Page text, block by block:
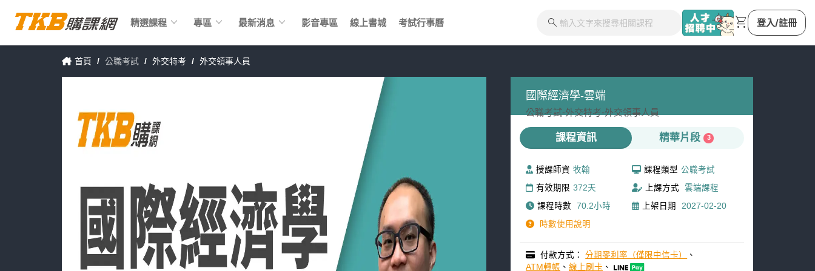
首頁 / 公職考試 / 外交特考 / 外交領事人員
國際經濟學-雲端
公職考試-外交特考-外交領事人員
課程資訊 精華片段 3
授課師資 牧翰 課程類型 公職考試
有效期限 372天 上課方式
雲端課程
課程時數
70.2小時 上架日期
2027-02-20
時數使用說明
付款方式：分期零利率（僅限中信卡）
、
ATM轉帳 、 線上刷卡 、
精選課程 keyboard_arrow_down 專區 keyboard_arrow_down 最新消息 keyboard_arrow_down 影音專區 線上書城 考試行事曆 search shopping_cart 登入/註冊